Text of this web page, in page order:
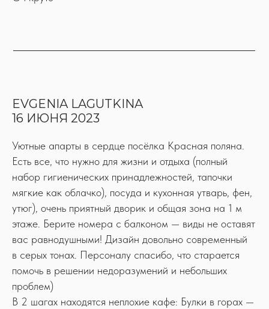
EVGENIA LAGUTKINA
16 ИЮНЯ 2023
Уютные апарты в сердце посёлка Красная поляна.
Есть все, что нужно для жизни и отдыха (полный
набор гигиенических принадлежностей, тапочки
мягкие как облачко), посуда и кухонная утварь, фен,
утюг), очень приятный дворик и общая зона на 1 м
этаже. Берите номера с балконом — виды не оставят
вас равнодушными! Дизайн довольно современный
в серых тонах. Персоналу спасибо, что старается
помочь в решении недоразумений и небольших
проблем)
В 2 шагах находятся неплохие кафе: Булки в горах —